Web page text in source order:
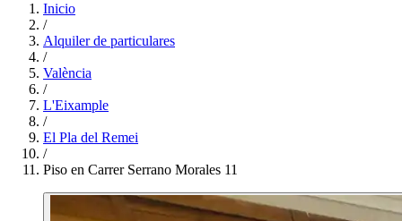
Inicio
/
Alquiler de particulares
/
València
/
L'Eixample
/
El Pla del Remei
/
Piso en Carrer Serrano Morales 11